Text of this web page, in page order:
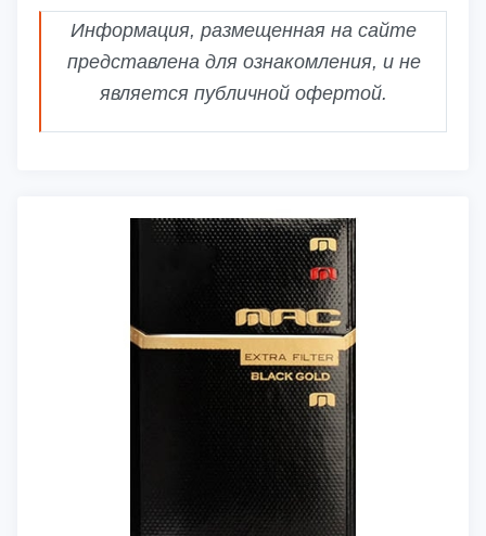
Информация, размещенная на сайте
представлена для ознакомления, и не
является публичной офертой.